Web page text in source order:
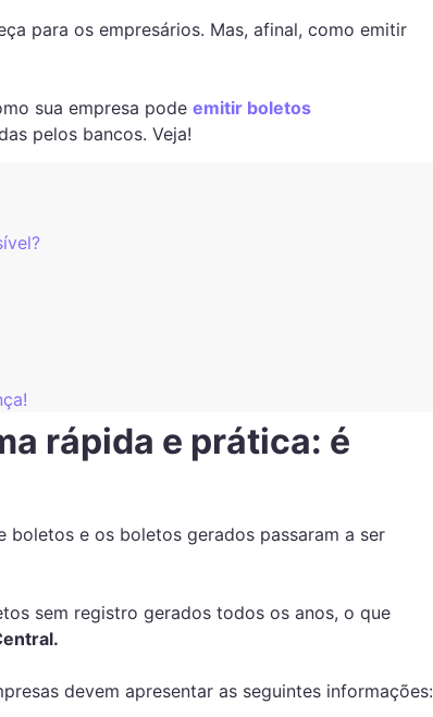
para os empresários. Mas, afinal, como emitir
sua empresa pode emitir boletos
pelos bancos. Veja!
rápida e prática: é
boletos e os boletos gerados passaram a ser
sem registro gerados todos os anos, o que
devem apresentar as seguintes informações: